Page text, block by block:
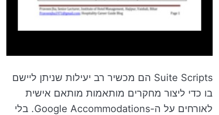
Suite Scripts הם מכשיר רב יעילות שניתן ליישם
בו כדי ליצור מחקרים מותאמות מותאם אישית
לאורחים על ה-Google Accommodations. בלי